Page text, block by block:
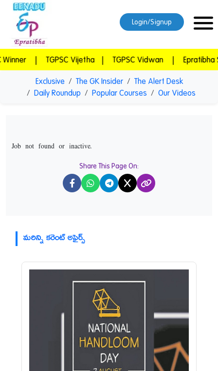
Exclusive The GK Insider
The Alert Desk
Daily Roundup
Popular Courses Our Videos
Job not found or inactive.
Share This Page On:
X
మరిన్ని కరెంట్ అఫైర్స్
Login/Signup
TGPSC Vijetha | TGPSC Vidwan | Epratibha Super Combo